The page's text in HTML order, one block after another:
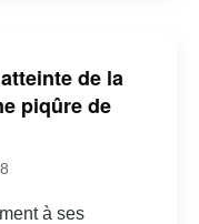
de la
piqûre de
à ses